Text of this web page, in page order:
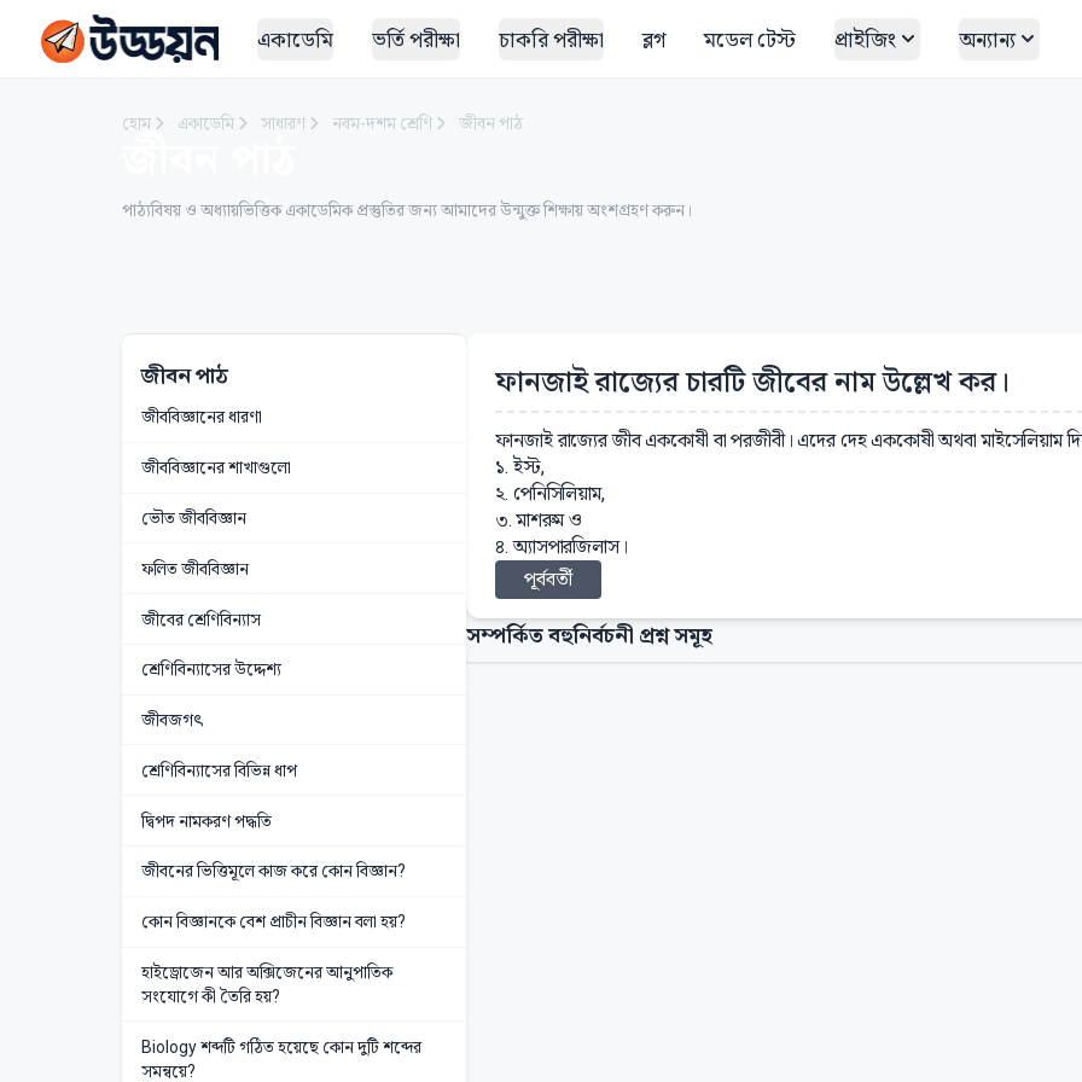
একাডেমি ভর্তি পরীক্ষা চাকরি পরীক্ষা ব্লগ মডেল টেস্ট প্রাইজিং অন্যান্য
হোম একাডেমি সাধারণ নবম-দশম শ্রেণি জীবন পাঠ
পাঠ্যবিষয় ও অধ্যায়ভিত্তিক একাডেমিক প্রস্তুতির জন্য আমাদের উন্মুক্ত শিক্ষায় অংশগ্রহণ করুন।
জীবন পাঠ
জীববিজ্ঞানের ধারণা
জীববিজ্ঞানের শাখাগুলো
ভৌত জীববিজ্ঞান
ফলিত জীববিজ্ঞান
জীবের শ্রেণিবিন্যাস
শ্রেণিবিন্যাসের উদ্দেশ্য
জীবজগৎ
শ্রেণিবিন্যাসের বিভিন্ন ধাপ
দ্বিপদ নামকরণ পদ্ধতি
জীবনের ভিত্তিমূলে কাজ করে কোন বিজ্ঞান?
কোন বিজ্ঞানকে বেশ প্রাচীন বিজ্ঞান বলা হয়?
হাইড্রোজেন আর অক্সিজেনের আনুপাতিক
সংযোগে কী তৈরি হয়?
Biology শব্দটি গঠিত হয়েছে কোন দুটি শব্দের
সমন্বয়ে?
ফানজাই রাজ্যের চারটি জীবের নাম উল্লেখ কর।
ফানজাই রাজ্যের জীব এককোষী বা পরজীবী। এদের দেহ এককোষী অথবা মাইসেলিয়াম
১. ইস্ট,
২. পেনিসিলিয়াম,
৩. মাশরুম ও
৪. অ্যাসপারজিলাস।
পূর্ববর্তী
সম্পর্কিত বহুনির্বচনী প্রশ্ন সমূহ